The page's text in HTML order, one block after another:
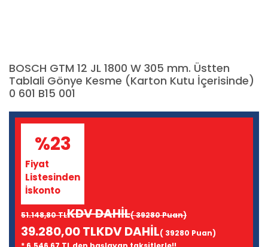
BOSCH GTM 12 JL 1800 W 305 mm. Üstten
Tablali Gönye Kesme (Karton Kutu İçerisinde)
0 601 B15 001
%23
Fiyat
Listesinden
İskonto
51.148,80 TLKDV DAHİL( 39280 Puan)
39.280,00 TLKDV DAHİL( 39280 Puan)